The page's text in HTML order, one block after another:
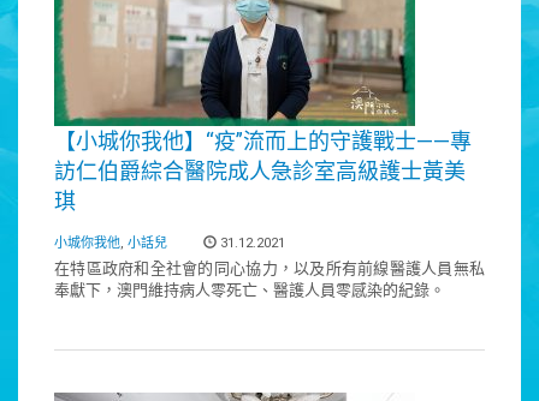
【小城你我他】“疫”流而上的守護戰士——專
訪仁伯爵綜合醫院成人急診室高級護士黃美
琪
小城你我他, 小話兒 31.12.2021
在特區政府和全社會的同心協力，以及所有前線醫護人員無私
奉獻下，澳門維持病人零死亡、醫護人員零感染的紀錄。